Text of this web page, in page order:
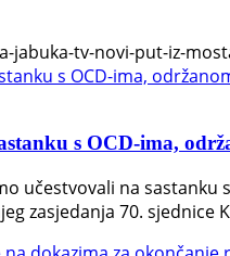
jabuka-tv-novi-put-iz-
s OCD-ima,
učestvovali na
zasjedanja 70. sjednice